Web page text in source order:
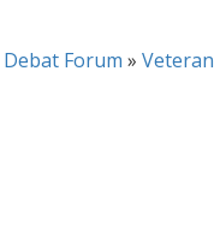
Debat Forum » Veteran